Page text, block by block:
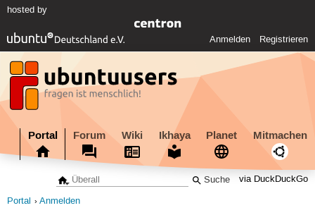
hosted by
Anmelden Registrieren
Portal Forum Wiki Ikhaya Planet Mitmachen
via DuckDuckGo
Portal Anmelden